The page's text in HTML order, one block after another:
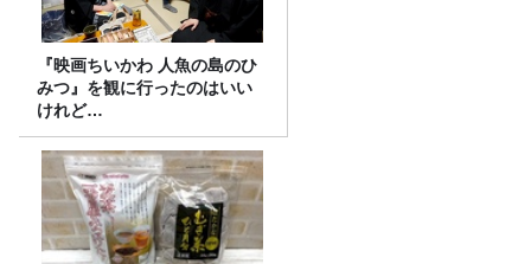
『映画ちいかわ 人魚の島のひ
みつ』を観に行ったのはいい
けれど…